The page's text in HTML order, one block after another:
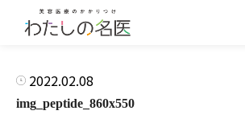
2022.02.08
img_peptide_860x550